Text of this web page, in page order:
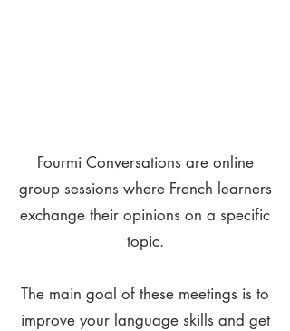
Fourmi Conversations are online
group sessions where French learners
exchange their opinions on a specific
topic.
The main goal of these meetings is to
improve your language skills and get